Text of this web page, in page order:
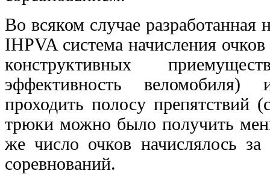
Во всяком случае разработанная
IHPVA система начисления
конструктивных
эффективность
проходить полосу препятствий
трюки можно было получить
же число очков начислялось за
соревнований.